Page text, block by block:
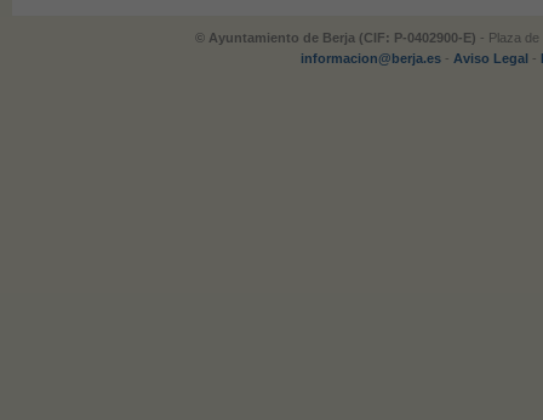
© Ayuntamiento de Berja (CIF: P-0402900-E) - Plaza
informacion@berja.es - Aviso Legal -